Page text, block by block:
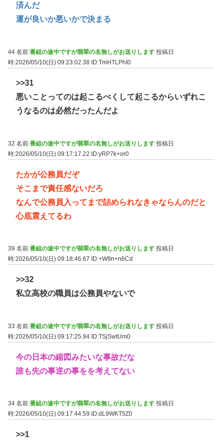
済んだ
運が良いか悪いかで決まる
44 名前:番組の途中ですが翡翠の名無しがお送りします 投稿日
時:2026/05/10(日) 09:23:02.38 ID:TmHTLPhI0
>>31
悪いことってのは起こるべくして起こるからいずれこ
うなるのは必然だったんだよ
32 名前:番組の途中ですが翡翠の名無しがお送りします 投稿日
時:2026/05/10(日) 09:17:17.22 ID:yRP7k+or0
たかが公務員だぞ
そこまで責任感ないだろ
なんで公務員入ってまで詰められなきゃならんのだと
心底震えてるわ
39 名前:番組の途中ですが翡翠の名無しがお送りします 投稿日
時:2026/05/10(日) 09:18:46.67
ID:+W9n+n6Cd
>>32
私立高校の職員は公務員やないで
33 名前:番組の途中ですが翡翠の名無しがお送りします 投稿日
時:2026/05/10(日) 09:17:25.94 ID:TSjSwtUm0
今の日本の縮図みたいな事故だな
誰も先の事逆の事をを考えてない
34 名前:番組の途中ですが翡翠の名無しがお送りします 投稿日
時:2026/05/10(日) 09:17:44.59
ID:dL9WKT5Z0
>>1